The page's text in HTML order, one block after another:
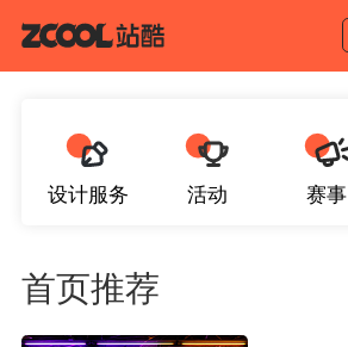
设计服务 活动 赛事
首页推荐